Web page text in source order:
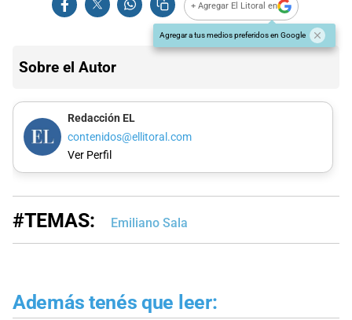
+ Agregar El Litoral en
Agregar a tus medios preferidos en Google
Sobre el Autor
Redacción EL
contenidos@ellitoral.com
Ver Perfil
#TEMAS: Emiliano Sala
Además tenés que leer: